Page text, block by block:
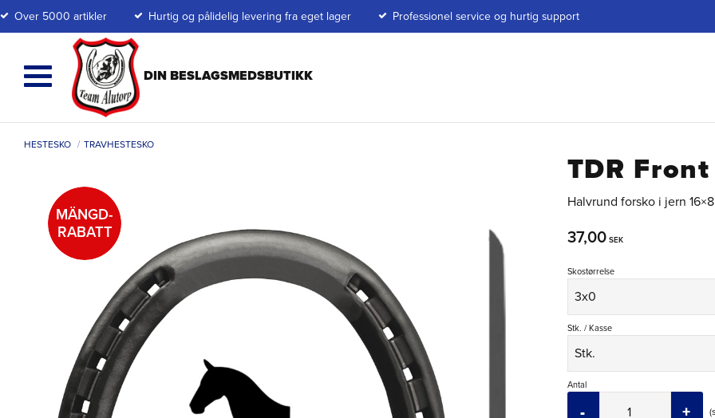
Over 5000 artikler Hurtig og pålidelig levering fra eget lager Professionel service og hurtig support
HESTESKO TRAVHESTESKO
TDR
Halvrund forsko i jern
MÄNGD-
RABATT
37,00SEK
Skostørrelse
Stk. / Kasse
Antal
+
-